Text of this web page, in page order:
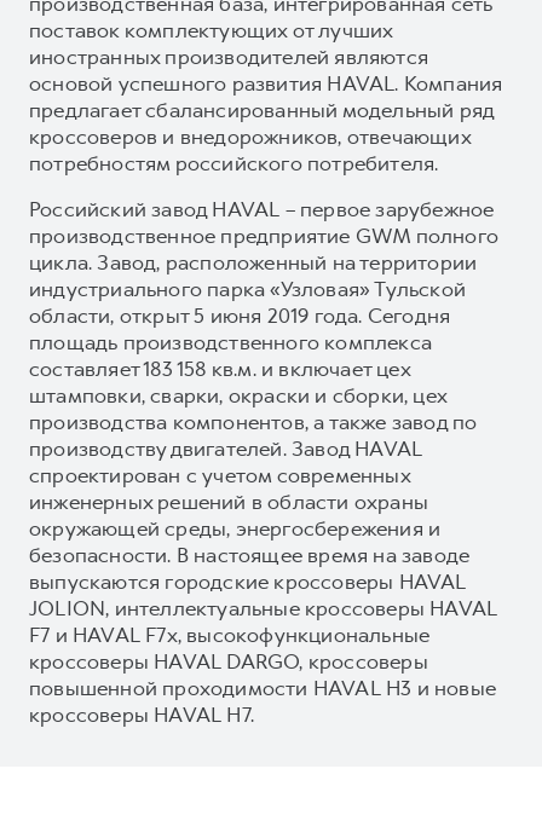
поставок комплектующих от лучших
иностранных производителей являются
основой успешного развития HAVAL. Компания
предлагает сбалансированный модельный ряд
кроссоверов и внедорожников, отвечающих
потребностям российского потребителя.
Российский завод HAVAL – первое зарубежное
производственное предприятие GWM полного
цикла. Завод, расположенный на территории
индустриального парка «Узловая» Тульской
области, открыт 5 июня 2019 года. Сегодня
площадь производственного комплекса
составляет 183 158 кв.м. и включает цех
штамповки, сварки, окраски и сборки, цех
производства компонентов, а также завод по
производству двигателей. Завод HAVAL
спроектирован с учетом современных
инженерных решений в области охраны
окружающей среды, энергосбережения и
безопасности. В настоящее время на заводе
выпускаются городские кроссоверы HAVAL
JOLION, интеллектуальные кроссоверы HAVAL
F7 и HAVAL F7x, высокофункциональные
кроссоверы HAVAL DARGO, кроссоверы
повышенной проходимости HAVAL H3 и новые
кроссоверы HAVAL H7.